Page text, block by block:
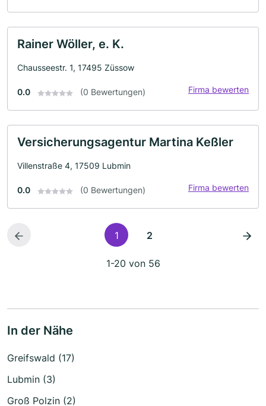
Rainer Wöller, e. K.
Chausseestr. 1, 17495 Züssow
0.0 (0 Bewertungen) Firma bewerten
Versicherungsagentur Martina Keßler
Villenstraße 4, 17509 Lubmin
0.0 (0 Bewertungen) Firma bewerten
1 2
1-20 von 56
In der Nähe
Greifswald (17)
Lubmin (3)
Groß Polzin (2)